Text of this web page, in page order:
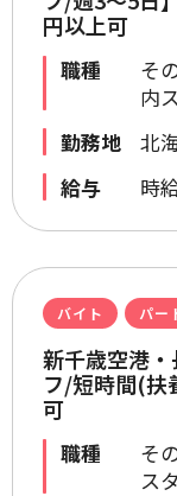
円以上可
職種
そ
内
勤務地
北
給与
時
バイト パー
新千歳空港
フ/短時間(扶
可
職種
そ
ス